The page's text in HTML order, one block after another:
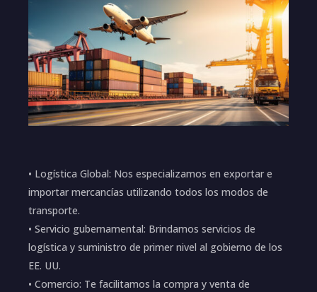
• Logística Global: Nos especializamos en exportar e
importar mercancías utilizando todos los modos de
transporte.
• Servicio gubernamental: Brindamos servicios de
logística y suministro de primer nivel al gobierno de los
EE. UU.
• Comercio: Te facilitamos la compra y venta de